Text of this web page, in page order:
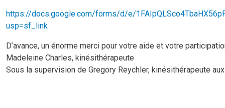
https://docs.google.com/forms/d/e/
usp=sf_link
D’avance, un énorme merci pour votre aide et votre
Madeleine Charles, kinésithérapeute
Sous la supervision de Gregory Reychler, kinésithérapeute